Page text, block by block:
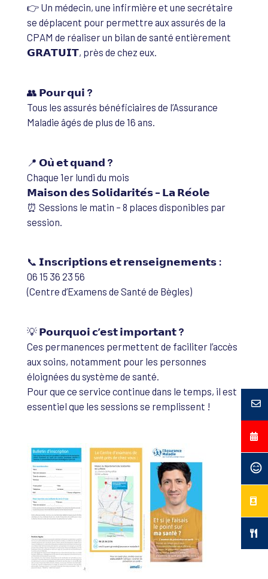
👉 Un médecin, une infirmière et une secrétaire
se déplacent pour permettre aux assurés de la
CPAM de réaliser un bilan de santé entièrement
𝗚𝗥𝗔𝗧𝗨𝗜𝗧, près de chez eux.
👥 𝗣𝗼𝘂𝗿 𝗾𝘂𝗶 ?
Tous les assurés bénéficiaires de l’Assurance
Maladie âgés de plus de 16 ans.
📍 𝗢𝘂̀ 𝗲𝘁 𝗾𝘂𝗮𝗻𝗱 ?
Chaque 1er lundi du mois
𝗠𝗮𝗶𝘀𝗼𝗻 𝗱𝗲𝘀 𝗦𝗼𝗹𝗶𝗱𝗮𝗿𝗶𝘁𝗲́𝘀 – 𝗟𝗮 𝗥𝗲́𝗼𝗹𝗲
⏰ Sessions le matin – 8 places disponibles par
session.
📞 𝗜𝗻𝘀𝗰𝗿𝗶𝗽𝘁𝗶𝗼𝗻𝘀 𝗲𝘁 𝗿𝗲𝗻𝘀𝗲𝗶𝗴𝗻𝗲𝗺𝗲𝗻𝘁𝘀 :
06 15 36 23 56
(Centre d’Examens de Santé de Bègles)
💡 𝗣𝗼𝘂𝗿𝗾𝘂𝗼𝗶 𝗰’𝗲𝘀𝘁 𝗶𝗺𝗽𝗼𝗿𝘁𝗮𝗻𝘁 ?
Ces permanences permettent de faciliter l’accès
aux soins, notamment pour les personnes
éloignées du système de santé.
Pour que ce service continue dans le temps, il est
essentiel que les sessions se remplissent !